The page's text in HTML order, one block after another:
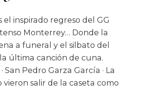
el inspirado regreso del GG
Monterrey… Donde la
a funeral y el silbato del
última canción de cuna.
San Pedro Garza García · La
vieron salir de la caseta como